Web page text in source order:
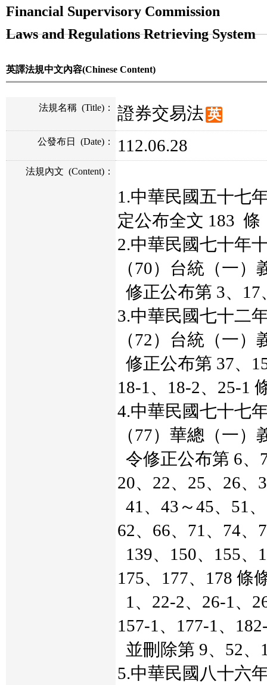
Financial Supervisory Commission
Laws and Regulations Retrieving System
英譯法規中文內容(Chinese Content)
法規名稱 (Title)： 證券交易法 英
公發布日 (Date)： 112.06.28
法規內文 (Content)：
1.中華民國五十七
定公布全文 183 條
2.中華民國七十年
（70）台統（一）
修正公布第 3、17
3.中華民國七十二
（72）台統（一）
修正公布第 37、
18-1、18-2、25-1
4.中華民國七十七
（77）華總（一）
令修正公布第 6、
20、22、25、26、
41、43～45、51
62、66、71、74、
139、150、155、
175、177、178 條
1、22-2、26-1、
157-1、177-1、
並刪除第 9、52、
5.中華民國八十六